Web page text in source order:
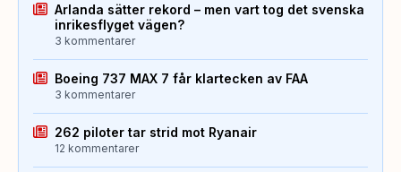
Arlanda sätter rekord – men vart tog det svenska
inrikesflyget vägen?
3 kommentarer
Boeing 737 MAX 7 får klartecken av FAA
3 kommentarer
262 piloter tar strid mot Ryanair
12 kommentarer